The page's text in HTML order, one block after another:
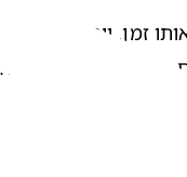
כדי לא לאבד